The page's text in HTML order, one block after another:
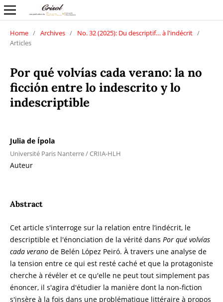
Home / Archives / No. 32 (2025): Du descriptif… à l'indécrit /
Articles
Por qué volvías cada verano: la no
ficción entre lo indescrito y lo
indescriptible
Julia de Ípola
Université Paris Nanterre / CRIIA-HLH
Auteur
Abstract
Cet article s'interroge sur la relation entre l’indécrit, le
descriptible et l'énonciation de la vérité dans Por qué volvías
cada veranode Belén López Peiró. À travers une analyse de
la tension entre ce qui est resté caché et que la protagoniste
cherche à révéler et ce qu'elle ne peut tout simplement pas
énoncer, il s'agira d'étudier la manière dont la non-fiction
s'insère à la fois dans une problématique littéraire à propos